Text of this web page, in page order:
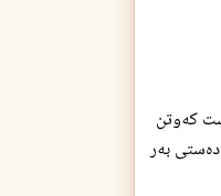
كه‌وتن
به‌ر